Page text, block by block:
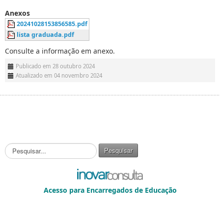
Anexos
20241028153856585.pdf
lista graduada.pdf
Consulte a informação em anexo.
Publicado em 28 outubro 2024
Atualizado em 04 novembro 2024
P
e
Pesquisar
Acesso para Encarregados de Educação